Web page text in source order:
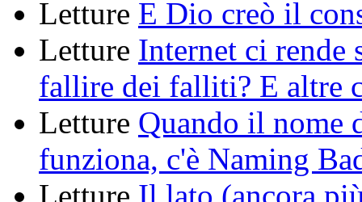
Letture E Dio creò il
Letture Internet ci rende
fallire dei falliti? E altre
Letture Quando il nome
funziona, c'è Naming